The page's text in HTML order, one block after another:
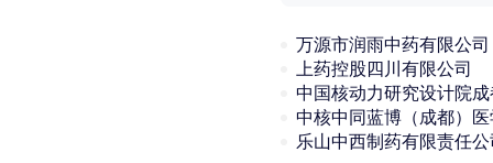
万源市润雨中药有限公司
上药控股四川有限公司
乐山中西制药有限责任公